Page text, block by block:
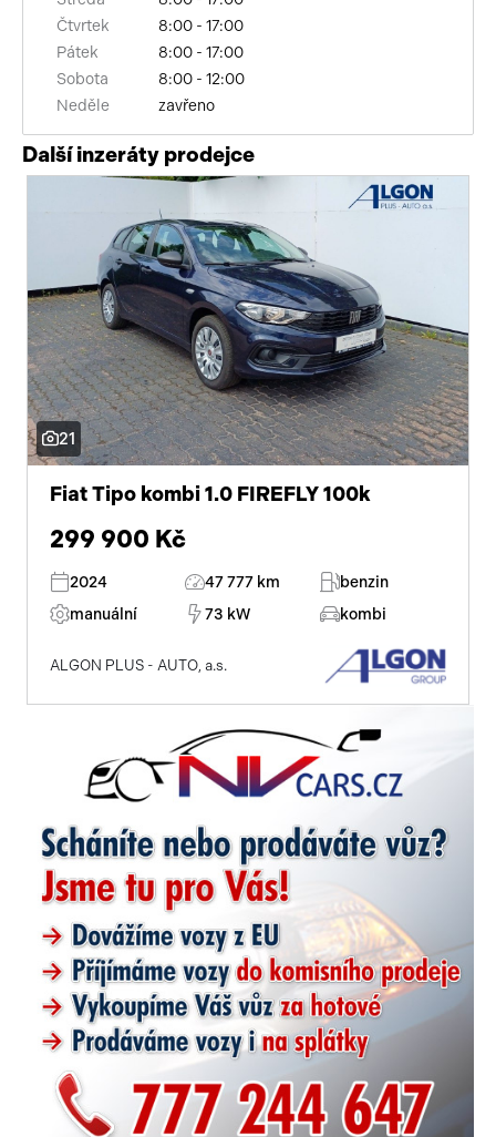
Čtvrtek
8:00 - 17:00
Pátek
8:00 - 17:00
Sobota
8:00 - 12:00
Neděle
zavřeno
Další inzeráty prodejce
21
Fiat Tipo kombi 1.0 FIREFLY 100k
299 900 Kč
2024 47 777 km
benzin
manuální
73 kW kombi
ALGON PLUS - AUTO, a.s.